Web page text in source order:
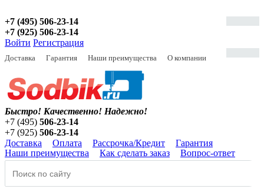
+7 (495) 506-23-14
+7 (925) 506-23-14
Войти Регистрация
Доставка Гарантия Наши преимущества О компании
Быстро! Качественно! Надежно!
+7 (495) 506-23-14
+7 (925) 506-23-14
Доставка
Оплата Рассрочка/Кредит
Гарантия
Наши преимущества
Как сделать заказ Вопрос-ответ